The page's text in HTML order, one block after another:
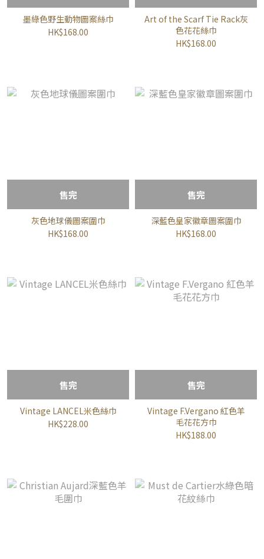
墨綠色野生動物圖案絲巾
HK$168.00
Art of the Scarf Tie Rack灰
色花花絲巾
HK$168.00
售完
灰色地球儀圖案圍巾
HK$168.00
售完
深藍色皇家徽章圖案圍巾
HK$168.00
售完
Vintage LANCEL米色絲巾
HK$228.00
售完
Vintage F.Vergano 紅色羊
毛花花方巾
HK$188.00